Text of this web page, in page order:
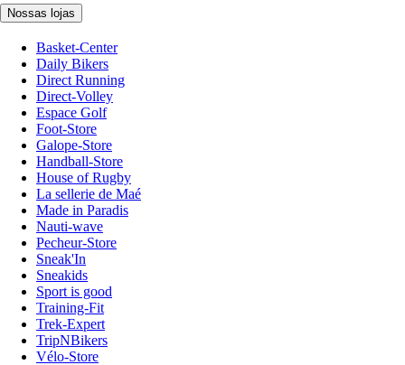
Nossas lojas
Basket-Center
Daily Bikers
Direct Running
Direct-Volley
Espace Golf
Foot-Store
Galope-Store
Handball-Store
House of Rugby
La sellerie de Maé
Made in Paradis
Nauti-wave
Pecheur-Store
Sneak'In
Sneakids
Sport is good
Training-Fit
Trek-Expert
TripNBikers
Vélo-Store